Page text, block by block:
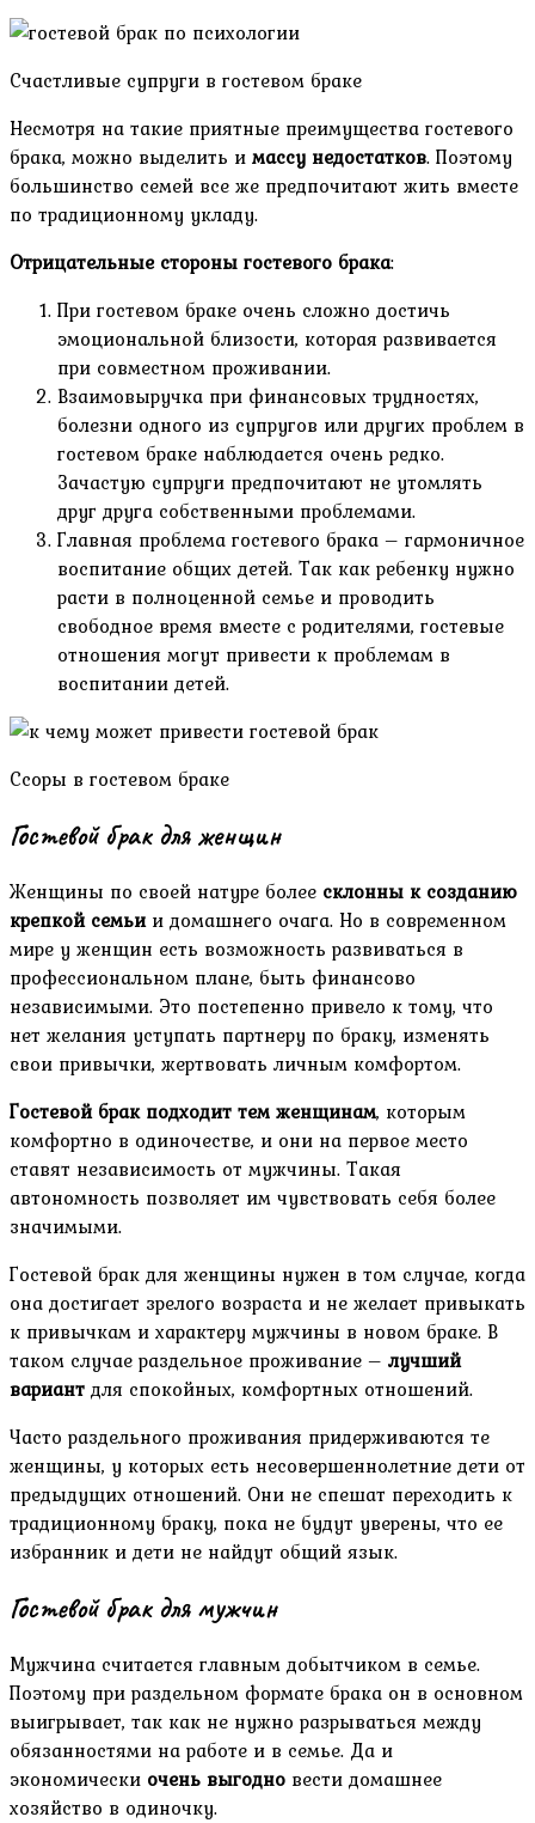
Счастливые супруги в гостевом браке
Несмотря на такие приятные преимущества гостевого
брака, можно выделить и массу недостатков. Поэтому
большинство семей все же предпочитают жить вместе
по традиционному укладу.
Отрицательные стороны гостевого брака:
При гостевом браке очень сложно достичь
эмоциональной близости, которая развивается
при совместном проживании.
Взаимовыручка при финансовых трудностях,
болезни одного из супругов или других проблем в
гостевом браке наблюдается очень редко.
Зачастую супруги предпочитают не утомлять
друг друга собственными проблемами.
Главная проблема гостевого брака – гармоничное
воспитание общих детей. Так как ребенку нужно
расти в полноценной семье и проводить
свободное время вместе с родителями, гостевые
отношения могут привести к проблемам в
воспитании детей.
Ссоры в гостевом браке
Гостевой брак для женщин
Женщины по своей натуре более склонны к созданию
крепкой семьии домашнего очага. Но в современном
мире у женщин есть возможность развиваться в
профессиональном плане, быть финансово
независимыми. Это постепенно привело к тому, что
нет желания уступать партнеру по браку, изменять
свои привычки, жертвовать личным комфортом.
Гостевой брак подходит тем женщинам, которым
комфортно в одиночестве, и они на первое место
ставят независимость от мужчины. Такая
автономность позволяет им чувствовать себя более
значимыми.
Гостевой брак для женщины нужен в том случае, когда
она достигает зрелого возраста и не желает привыкать
к привычкам и характеру мужчины в новом браке. В
таком случае раздельное проживание – лучший
вариант для спокойных, комфортных отношений.
Часто раздельного проживания придерживаются те
женщины, у которых есть несовершеннолетние дети от
предыдущих отношений. Они не спешат переходить к
традиционному браку, пока не будут уверены, что ее
избранник и дети не найдут общий язык.
Гостевой брак для мужчин
Мужчина считается главным добытчиком в семье.
Поэтому при раздельном формате брака он в основном
выигрывает, так как не нужно разрываться между
обязанностями на работе и в семье. Да и
экономически очень выгодно вести домашнее
хозяйство в одиночку.